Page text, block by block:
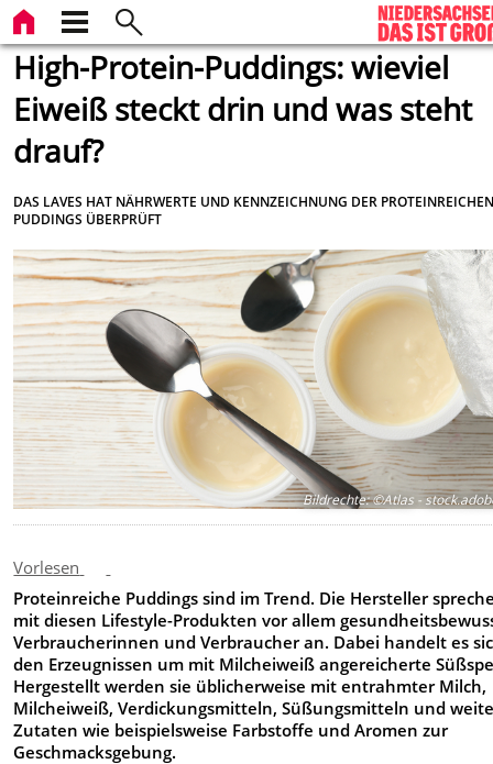
High-Protein-Puddings: wieviel
Eiweiß steckt drin und was steht
drauf?
DAS LAVES HAT NÄHRWERTE UND KENNZEICHNUNG DER
PUDDINGS ÜBERPRÜFT
Bildrechte:©Atlas -
Vorlesen
Proteinreiche Puddings sind im Trend. Die Hersteller
mit diesen Lifestyle-Produkten vor allem
Verbraucherinnen und Verbraucher an. Dabei handelt es
den Erzeugnissen um mit Milcheiweiß angereicherte
Hergestellt werden sie üblicherweise mit entrahmter Milch,
Milcheiweiß, Verdickungsmitteln, Süßungsmitteln und
Zutaten wie beispielsweise Farbstoffe und Aromen zur
Geschmacksgebung.